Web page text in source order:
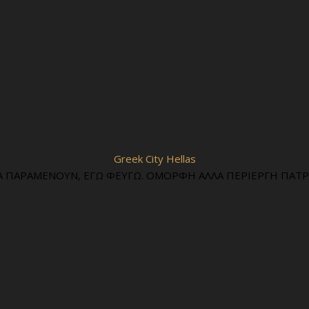
Greek City Hellas
ΠΑΡΑΜΕΝΟΥΝ, ΕΓΩ ΦΕΥΓΩ. ΟΜΟΡΦΗ ΑΛΛΑ ΠΕΡΙΕΡΓΗ